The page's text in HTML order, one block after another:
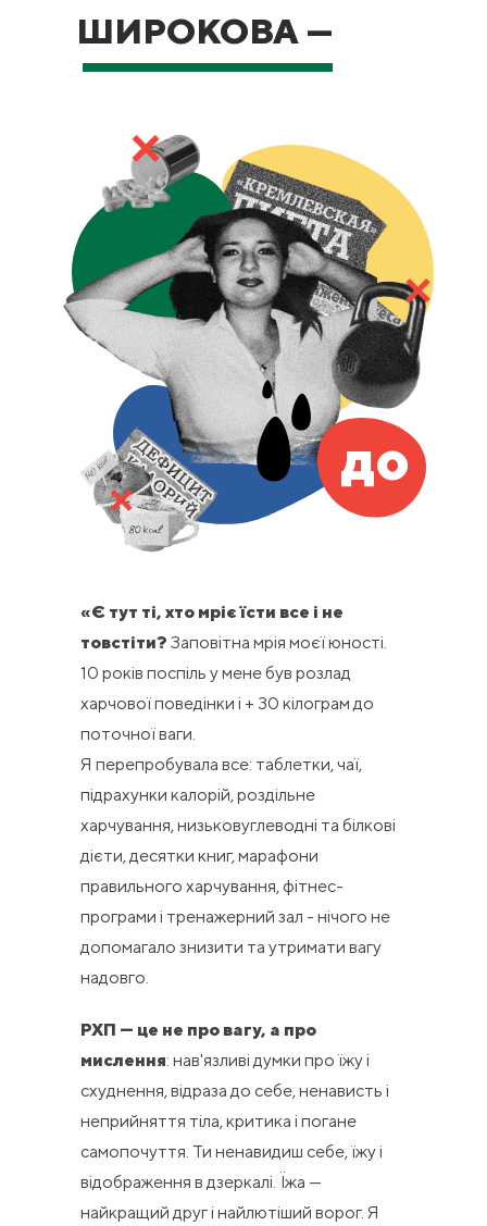
«Є тут ті, хто мріє їсти все і не
товстіти? Заповітна мрія моєї юності.
10 років поспіль у мене був розлад
харчової поведінки і + 30 кілограм до
поточної ваги.
Я перепробувала все: таблетки, чаї,
підрахунки калорій, роздільне
харчування, низьковуглеводні та білкові
дієти, десятки книг, марафони
правильного харчування, фітнес-
програми і тренажерний зал - нічого не
допомагало знизити та утримати вагу
надовго.
ШИРОКОВА —
до
РХП — це не про вагу, а про
мислення: нав'язливі думки про їжу і
схуднення, відраза до себе, ненависть і
неприйняття тіла, критика і погане
самопочуття. Ти ненавидиш себе, їжу і
відображення в дзеркалі. Їжа —
найкращий друг і найлютіший ворог. Я